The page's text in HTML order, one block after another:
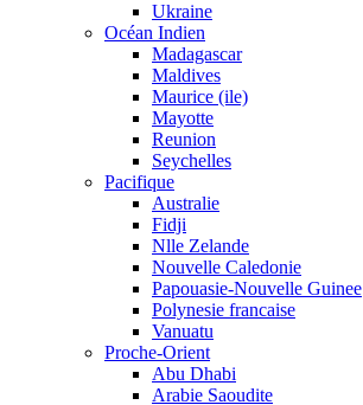
Ukraine
Océan Indien
Madagascar
Maldives
Maurice (ile)
Mayotte
Reunion
Seychelles
Pacifique
Australie
Fidji
Nlle Zelande
Nouvelle Caledonie
Papouasie-Nouvelle Guinee
Polynesie francaise
Vanuatu
Proche-Orient
Abu Dhabi
Arabie Saoudite